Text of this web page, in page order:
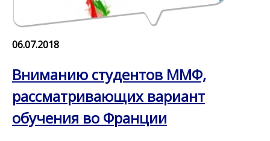
06.07.2018
Вниманию студентов ММФ,
рассматривающих вариант
обучения во Франции